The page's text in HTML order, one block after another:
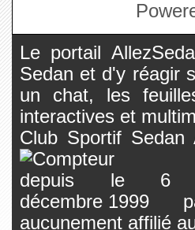
Le portail
Sedan et d'y réagir
un chat, les
interactives et
Club Sportif
aucunement affilié